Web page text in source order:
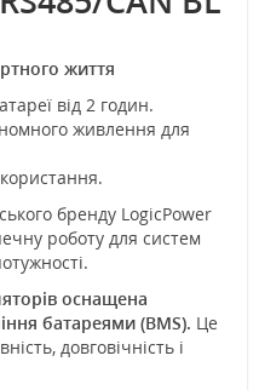
життя
від 2 годин.
живлення для
бренду LogicPower
роботу для систем
оснащена
батареями (BMS). Це
довговічність і